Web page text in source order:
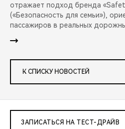
отражает подход бренда
(«Безопасность для семьи»),
пассажиров в реальных
К СПИСКУ НОВОСТЕЙ
ЗАПИСАТЬСЯ НА ТЕСТ-ДРАЙВ